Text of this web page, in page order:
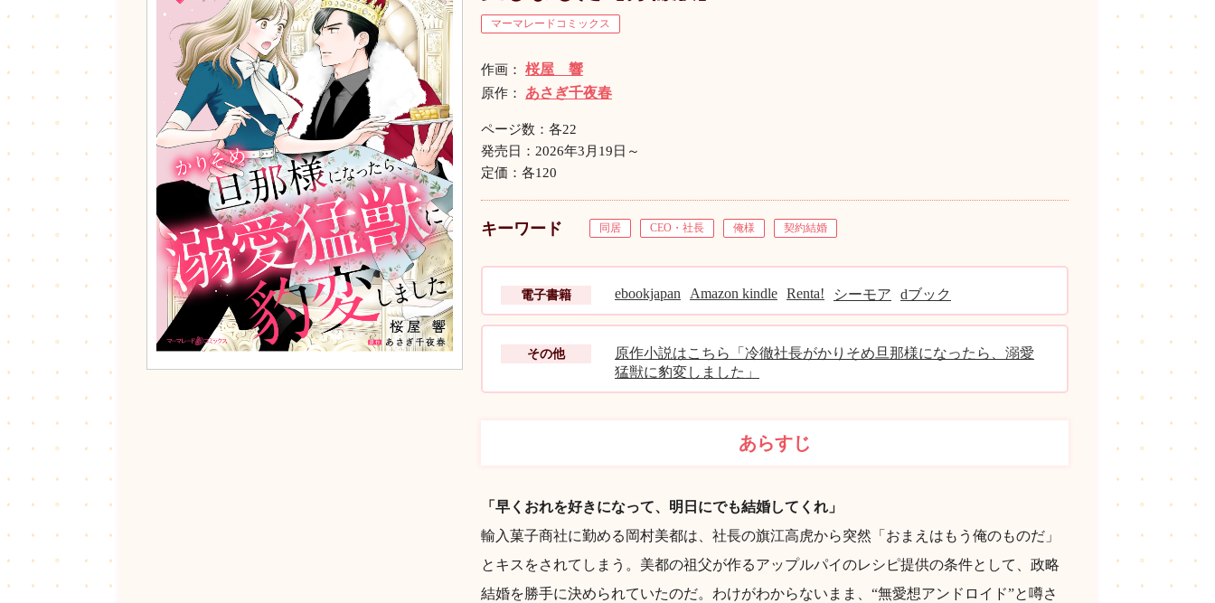
マーマレードコミックス
作画： 桜屋 響
原作： あさぎ千夜春
ページ数：各22
発売日：2026年3月19日～
定価：各120
キーワード 同居 CEO・社長 俺様 契約結婚
電子書籍 ebookjapan Amazon kindle Renta! シーモア dブック
その他
原作小説はこちら「冷徹社長がかりそめ旦那様になったら、溺愛
猛獣に豹変しました」
あらすじ
「早くおれを好きになって、明日にでも結婚してくれ」
輸入菓子商社に勤める岡村美都は、社長の旗江高虎から突然「おまえはもう俺のものだ」
とキスをされてしまう。美都の祖父が作るアップルパイのレシピ提供の条件として、政略
結婚を勝手に決められていたのだ。わけがわからないまま、“無愛想アンドロイド”と噂さ